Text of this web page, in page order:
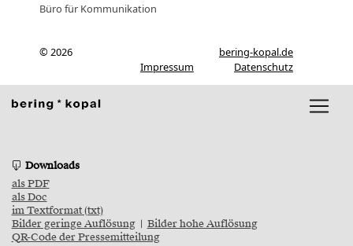
Büro für Kommunikation
© 2026
bering-kopal.de
Datenschutz
Impressum
Downloads
als PDF
als Doc
im Textformat (txt)
Bilder geringe Auflösung| Bilder hohe Auflösung
QR-Code der Pressemitteilung